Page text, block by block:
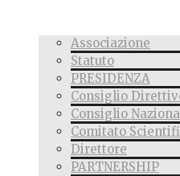
Associazione
Statuto
PRESIDENZA
Consiglio
Consiglio
Comitato
Direttore
PARTNERSHIP